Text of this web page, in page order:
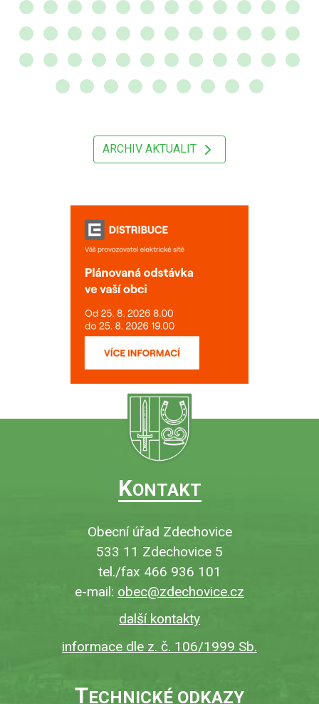
ARCHIV AKTUALIT
KONTAKT
Obecní úřad Zdechovice
533 11 Zdechovice 5
tel./fax 466 936 101
e-mail: obec@zdechovice.cz
další kontakty
informace dle z. č. 106/1999 Sb.
TECHNICKÉ ODKAZY